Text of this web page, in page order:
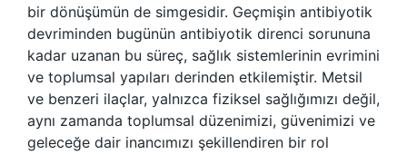
bir dönüşümün de simgesidir. Geçmişin antibiyotik
devriminden bugünün antibiyotik direnci sorununa
kadar uzanan bu süreç, sağlık sistemlerinin evrimini
ve toplumsal yapıları derinden etkilemiştir. Metsil
ve benzeri ilaçlar, yalnızca fiziksel sağlığımızı değil,
aynı zamanda toplumsal düzenimizi, güvenimizi ve
geleceğe dair inancımızı şekillendiren bir rol